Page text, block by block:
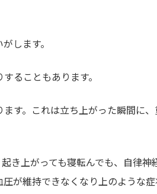
します。
ることもあります。
す。これは立ち上がった瞬間に
き上がっても寝転んでも、自律
が維持できなくなり上のような症